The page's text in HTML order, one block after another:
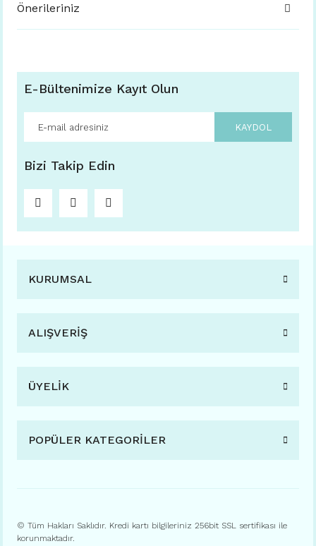
Önerileriniz
E-Bültenimize Kayıt Olun
KAYDOL
Bizi Takip Edin
KURUMSAL
ALIŞVERİŞ
ÜYELİK
POPÜLER KATEGORİLER
© Tüm Hakları Saklıdır. Kredi kartı bilgileriniz 256bit SSL sertifikası ile
korunmaktadır.